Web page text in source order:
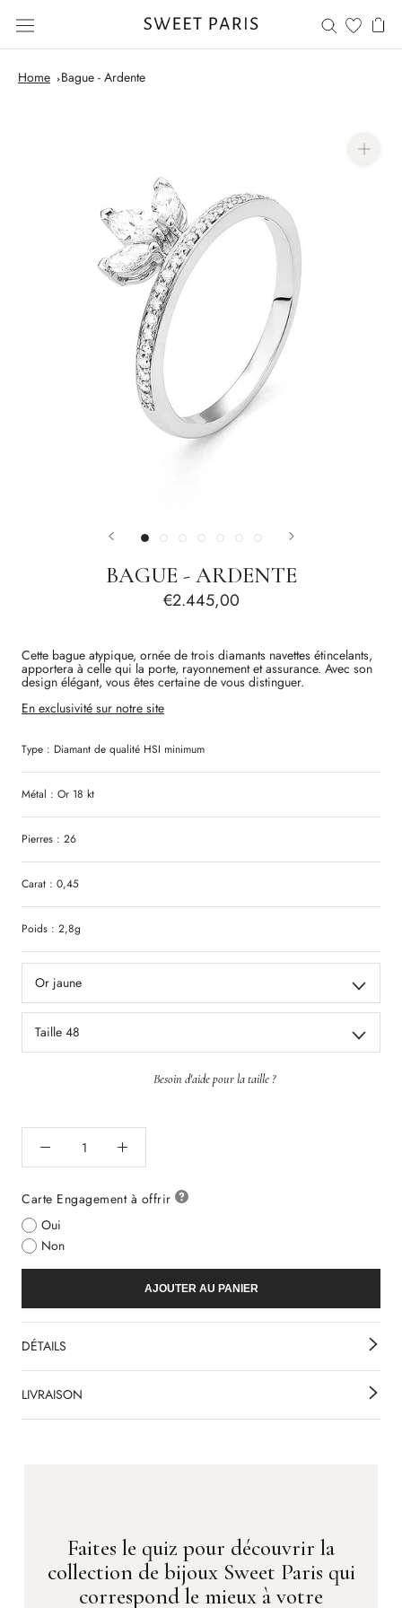
content
Home
Bague - Ardente
BAGUE - ARDENTE
€2.445,00
Cette bague atypique, ornée de trois diamants navettes étincelants,
apportera à celle qui la porte, rayonnement et assurance. Avec son
design élégant, vous êtes certaine de vous distinguer.
En exclusivité sur notre site
Type : Diamant de qualité HSI minimum
Métal : Or 18 kt
Pierres : 26
Carat : 0,45
Poids : 2,8g
Or jaune
Taille 48
Besoin d'aide pour la taille ?
Carte Engagement à offrir
Oui
Non
AJOUTER AU PANIER
DÉTAILS
LIVRAISON
Faites le quiz pour découvrir la
collection de bijoux Sweet Paris qui
correspond le mieux à votre